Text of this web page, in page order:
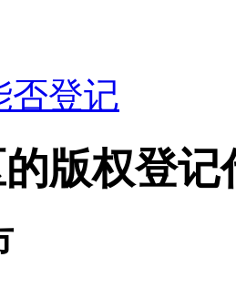
否登记
版权登记